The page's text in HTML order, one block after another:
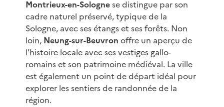
Montrieux-en-Solognese distingue par son
cadre naturel préservé, typique de la
Sologne, avec ses étangs et ses forêts. Non
loin, Neung-sur-Beuvron offre un aperçu de
l'histoire locale avec ses vestiges gallo-
romains et son patrimoine médiéval. La ville
est également un point de départ idéal pour
explorer les sentiers de randonnée de la
région.